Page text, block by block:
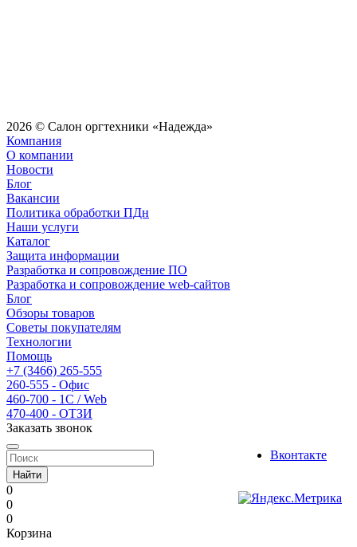
2026 © Салон оргтехники «Надежда»
Компания
О компании
Новости
Блог
Вакансии
Политика обработки ПДн
Наши услуги
Каталог
Защита информации
Разработка и сопровождение ПО
Разработка и сопровождение web-сайтов
Блог
Обзоры товаров
Советы покупателям
Технологии
Помощь
+7 (3466) 265-555
260-555 - Офис
460-700 - 1C / Web
470-400 - ОТЗИ
Заказать звонок
Вконтакте
Найти
0
0
0
Корзина